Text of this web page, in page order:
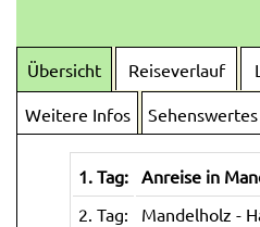
Übersicht Reiseverlauf
Weitere Infos Sehenswertes
1. Tag: Anreise in
2. Tag:
Mandelholz -